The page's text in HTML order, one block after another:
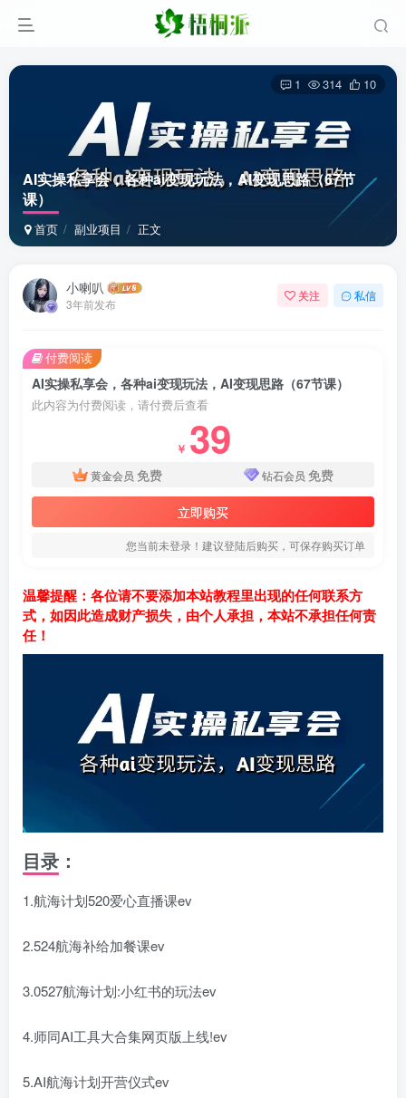
AI实操私享会，各种ai变现玩法，AI变现思路（67节
课）
首页 副业项目 正文
1 314 10
小喇叭
3年前发布
关注 私信
AI实操私享会，各种ai变现玩法，AI变现思路（67节课）
此内容为付费阅读，请付费后查看
￥ 39
黄金会员 免费 钻石会员 免费
立即购买
您当前未登录！建议登陆后购买，可保存购买订单
付费阅读
温馨提醒：各位请不要添加本站教程里出现的任何联系方
式，如因此造成财产损失，由个人承担，本站不承担任何责
任！
目录：
1.航海计划520爱心直播课ev
2.524航海补给加餐课ev
3.0527航海计划:小红书的玩法ev
4.师同AI工具大合集网页版上线!ev
5.AI航海计划开营仪式ev